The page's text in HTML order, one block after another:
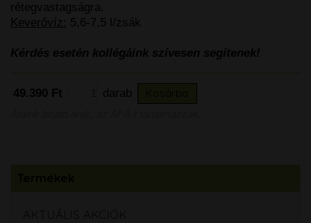
rétegvastagságra.
Keverővíz: 5,6-7,5 l/zsák
Kérdés esetén kollégáink szívesen segítenek!
49.390 Ft darab
AKTUÁLIS AKCIÓK